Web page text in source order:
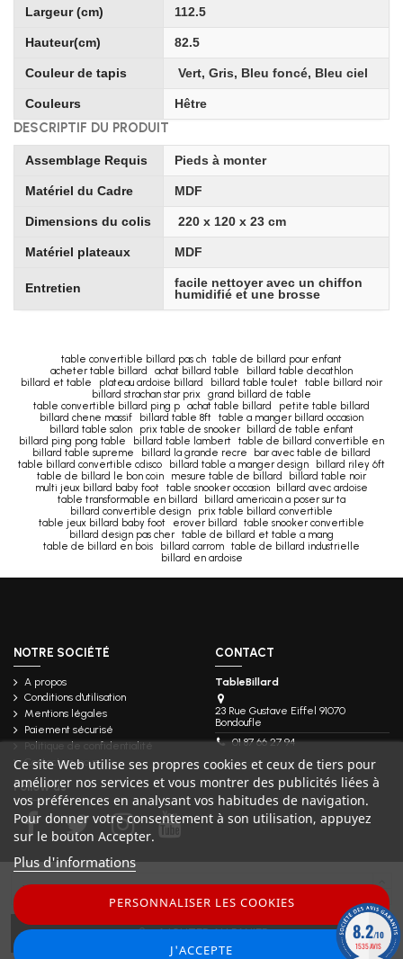
AJOUTER AU PANIER
Largeur (cm) 112.5
Hauteur(cm) 82.5
Couleur de tapis Vert, Gris, Bleu foncé, Bleu ciel
Couleurs Hêtre
DESCRIPTIF DU PRODUIT
Assemblage Requis Pieds à monter
Matériel du Cadre MDF
Dimensions du colis 220 x 120 x 23 cm
Matériel plateaux MDF
Entretien
facile nettoyer avec un chiffon
humidifié et une brosse
table convertible billard pas ch table de billard pour enfant
acheter table billard
achat billard table
billard table decathlon
billard et table
plateau ardoise billard billard table toulet
table billard noir
billard strachan star prix
grand billard de table
table convertible billard ping p
achat table billard
petite table billard
billard chene massif
billard table 8ft
table a manger billard occasion
billard table salon
prix table de snooker
billard de table enfant
billard ping pong table
billard table lambert
table de billard convertible en
billard table supreme
billard la grande recre
bar avec table de billard
table billard convertible cdisco
billard table a manger design
billard riley 6ft
table de billard le bon coin
mesure table de billard
billard table noir
multi jeux billard baby foot
table snooker occasion
billard avec ardoise
table transformable en billard
billard americain a poser sur ta
billard convertible design
prix table billard convertible
table jeux billard baby foot
erover billard
table snooker convertible
billard design pas cher
table de billard et table a mang
table de billard en bois
billard carrom
table de billard industrielle
billard en ardoise
NOTRE SOCIÉTÉ
A propos
Conditions d'utilisation
Mentions légales
Paiement sécurisé
Politique de confidentialité
Contactez-nous
CONTACT
TableBillard
23 Rue Gustave Eiffel 91070
Bondoufle
01 87 66 27 94
Ce site Web utilise ses propres cookies et ceux de tiers pour
améliorer nos services et vous montrer des publicités liées à
vos préférences en analysant vos habitudes de navigation.
Pour donner votre consentement à son utilisation, appuyez
sur le bouton Accepter.
Plus d'informations
PERSONNALISER LES COOKIES
J'ACCEPTE
Follow us
8.2/10
1535 AVIS